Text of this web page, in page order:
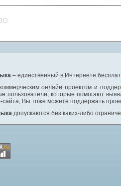
– единственный в Интернете
онлайн проектом и
пользователи, которые помогают
Вы тоже можете поддержать
допускаются без каких-либо